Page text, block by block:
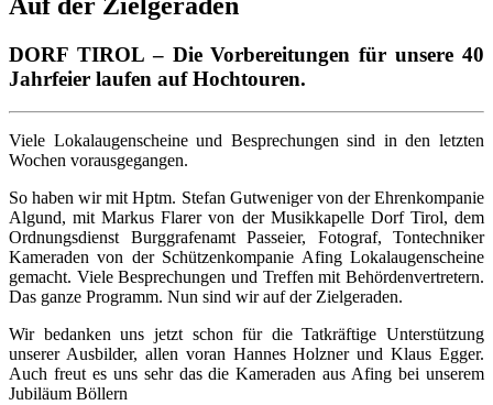
DORF TIROL – Die Vorbereitungen für unsere 40
Jahrfeier laufen auf Hochtouren.
Viele Lokalaugenscheine und Besprechungen sind in den letzten
Wochen vorausgegangen.
So haben wir mit Hptm. Stefan Gutweniger von der Ehrenkompanie
Algund, mit Markus Flarer von der Musikkapelle Dorf Tirol, dem
Ordnungsdienst Burggrafenamt Passeier, Fotograf, Tontechniker
Kameraden von der Schützenkompanie Afing Lokalaugenscheine
gemacht. Viele Besprechungen und Treffen mit Behördenvertretern.
Das ganze Programm. Nun sind wir auf der Zielgeraden.
Wir bedanken uns jetzt schon für die Tatkräftige Unterstützung
unserer Ausbilder, allen voran Hannes Holzner und Klaus Egger.
Auch freut es uns sehr das die Kameraden aus Afing bei unserem
Jubiläum Böllern